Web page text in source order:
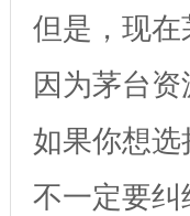
但是，现
因为茅台
如果你想
不一定要